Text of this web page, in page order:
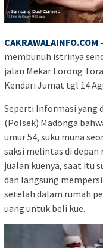
CAKRAWALAINFO.COM
membunuh istrinya
jalan Mekar Lorong
Kendari Jumat tgl 14
Seperti Informasi yang
(Polsek) Madonga
umur 54, suku muna
saksi melintas di
jualan kuenya, saat itu
dan langsung
setelah dalam rumah
uang untuk beli kue.